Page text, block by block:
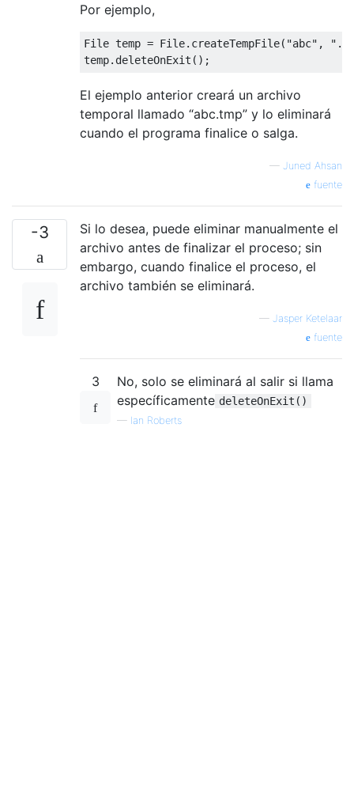
Por ejemplo,
File temp = File.createTempFile( "abc" ,
El ejemplo anterior creará un archivo
temporal llamado “abc.tmp” y lo eliminará
cuando el programa finalice o salga.
— Juned Ahsan
fuente
-3
Si lo desea, puede eliminar manualmente el
archivo antes de finalizar el proceso; sin
embargo, cuando finalice el proceso, el
archivo también se eliminará.
— Jasper Ketelaar
fuente
3
No, solo se eliminará al salir si llama
específicamente deleteOnExit()
— Ian Roberts